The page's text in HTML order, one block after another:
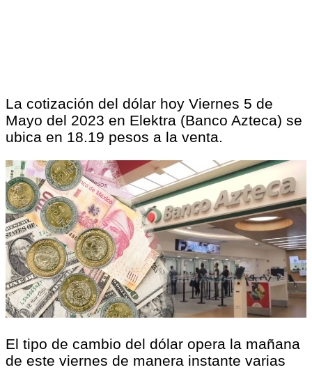
La cotización del dólar hoy Viernes 5 de
Mayo del 2023 en Elektra (Banco Azteca) se
ubica en 18.19 pesos a la venta.
El tipo de cambio del dólar opera la mañana
de este viernes de manera instante varias